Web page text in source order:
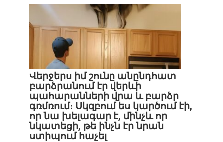
Վերջերս իմ շունը անընդհատ
բարձրանում էր վերևի
պահարանների վրա և բարձր
գռմռում։ Սկզբում ես կարծում էի,
որ նա խելագար է, մինչև որ
նկատեցի, թե ինչն էր նրան
ստիպում հաչել